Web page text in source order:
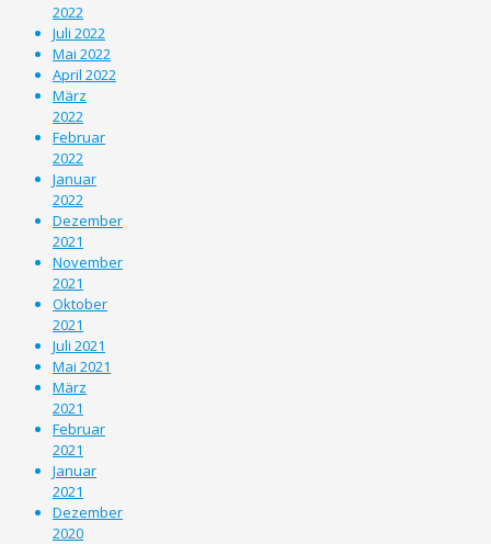
2022
Juli 2022
Mai 2022
April 2022
März
2022
Februar
2022
Januar
2022
Dezember
2021
November
2021
Oktober
2021
Juli 2021
Mai 2021
März
2021
Februar
2021
Januar
2021
Dezember
2020